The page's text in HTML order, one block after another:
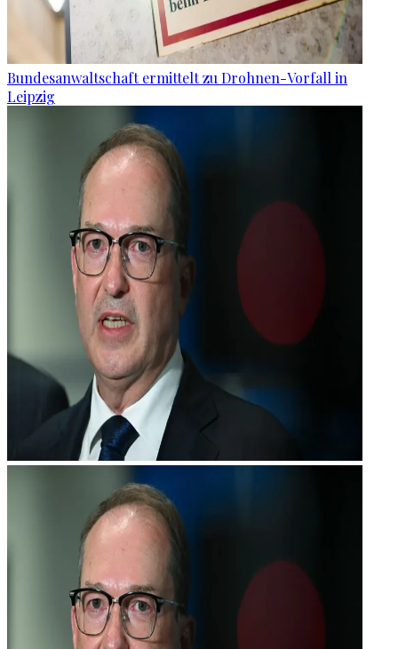
Bundesanwaltschaft ermittelt zu Drohnen-Vorfall in
Leipzig